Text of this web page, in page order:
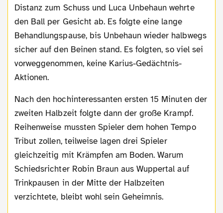
Distanz zum Schuss und Luca Unbehaun wehrte
den Ball per Gesicht ab. Es folgte eine lange
Behandlungspause, bis Unbehaun wieder halbwegs
sicher auf den Beinen stand. Es folgten, so viel sei
vorweggenommen, keine Karius-Gedächtnis-
Aktionen.
Nach den hochinteressanten ersten 15 Minuten der
zweiten Halbzeit folgte dann der große Krampf.
Reihenweise mussten Spieler dem hohen Tempo
Tribut zollen, teilweise lagen drei Spieler
gleichzeitig mit Krämpfen am Boden. Warum
Schiedsrichter Robin Braun aus Wuppertal auf
Trinkpausen in der Mitte der Halbzeiten
verzichtete, bleibt wohl sein Geheimnis.